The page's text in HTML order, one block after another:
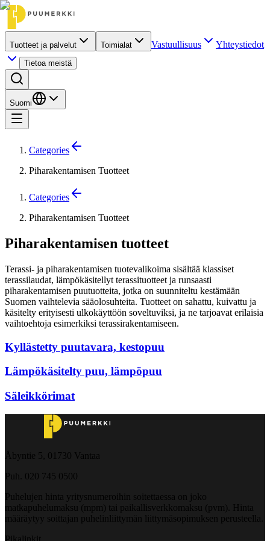
Tuotteet ja palvelut Toimialat Vastuullisuus Yhteystiedot
Tietoa meistä
Suomi
Categories
Piharakentamisen Tuotteet
Categories
Piharakentamisen Tuotteet
Piharakentamisen tuotteet
Terassi- ja piharakentamisen tuotevalikoima sisältää klassiset
terassilaudat, lämpökäsitellyt terassituotteet ja runsaasti
piharakentamisen puutuotteita, jotka on suunniteltu kestämään
Suomen vaihtelevia sääolosuhteita. Tuotteet on sahattu, kuivattu ja
käsitelty erityisesti ulkokäyttöön soveltuviksi, ja ne tarjoavat erilaisia
vaihtoehtoja esimerkiksi terassirakentamiseen.
Kyllästetty puutavara, kestopuu
Lämpökäsitelty puu, lämpöpuu
Säleikkörimat
Åbyntie 5, 01730 Vantaa
Puh. 020 745 0500
Puhelujen hinta yritysnumeroihin soitettaessa on joko
matkapuhelumaksu (mpm) tai paikallisverkkomaksu (pvm). Hinta
määräytyy soittajan puhelinliittymän liittymäsopimuksen perusteella.
Pikalinkit